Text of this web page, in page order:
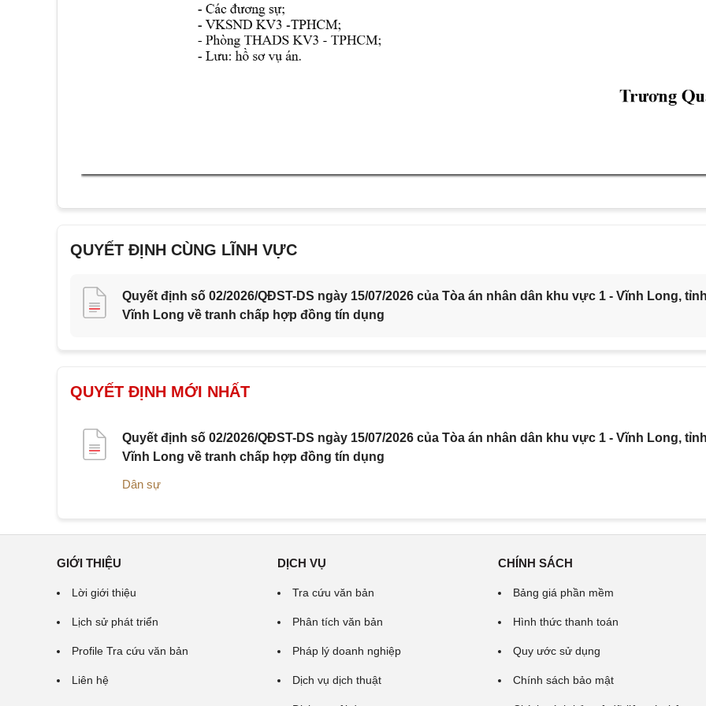
QUYẾT ĐỊNH CÙNG LĨNH VỰC
Quyết định số 02/2026/QĐST-DS ngày 15/07/2026 của Tòa án nhân dân khu vực 1 - Vĩnh Long,
Vĩnh Long về tranh chấp hợp đồng tín dụng
QUYẾT ĐỊNH MỚI NHẤT
Quyết định số 02/2026/QĐST-DS ngày 15/07/2026 của Tòa án nhân dân khu vực 1 - Vĩnh Long,
Vĩnh Long về tranh chấp hợp đồng tín dụng
Dân sự
GIỚI THIỆU
Lời giới thiệu
Lịch sử phát triển
Profile Tra cứu văn bản
Liên hệ
DỊCH VỤ
Tra cứu văn bản
Phân tích văn bản
Pháp lý doanh nghiệp
Dịch vụ dịch thuật
CHÍNH SÁCH
Bảng giá phần mềm
Hình thức thanh toán
Quy ước sử dụng
Chính sách bảo mật